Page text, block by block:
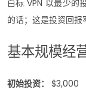
白标 VPN 以最少的
的话；这是投资回报
基本规模经
初始投资： $3,000